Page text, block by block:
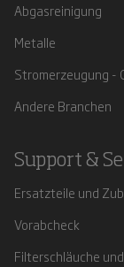
Abgasreinigung
Metalle
Stromerzeugung -
Andere Branchen
Support &
Ersatzteile und
Vorabcheck
Filterschläuche